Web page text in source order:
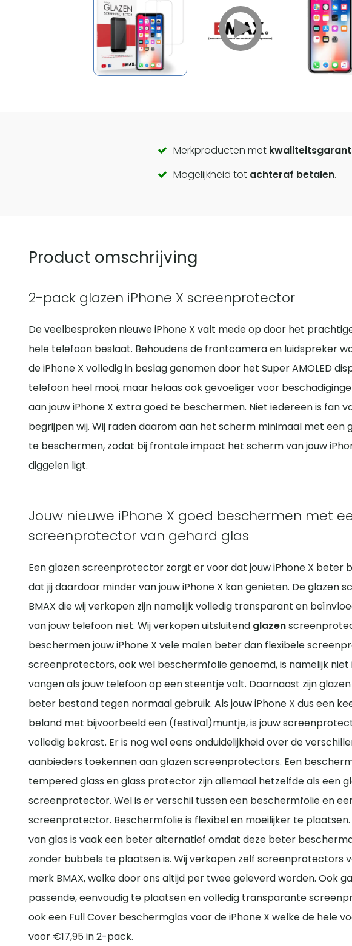
Call
to
Merkproducten met
Mogelijkheid tot achteraf betalen.
Product omschrijving
2-pack glazen iPhone X screenprotector
De veelbesproken nieuwe iPhone X valt mede op door het
hele telefoon beslaat. Behoudens de frontcamera en luidspreker
de iPhone X volledig in beslag genomen door het Super AMOLED
telefoon heel mooi, maar helaas ook gevoeliger voor
aan jouw iPhone X extra goed te beschermen. Niet iedereen is fan
begrijpen wij. Wij raden daarom aan het scherm minimaal met
te beschermen, zodat bij frontale impact het scherm van jouw
diggelen ligt.
Jouw nieuwe iPhone X goed beschermen met
screenprotector van gehard glas
Een glazen screenprotector zorgt er voor dat jouw iPhone X beter
dat jij daardoor minder van jouw iPhone X kan genieten. De glazen
BMAX die wij verkopen zijn namelijk volledig transparant en
van jouw telefoon niet. Wij verkopen uitsluitend glazen
beschermen jouw iPhone X vele malen beter dan flexibele
screenprotectors, ook wel beschermfolie genoemd, is namelijk
vangen als jouw telefoon op een steentje valt. Daarnaast zijn
beter bestand tegen normaal gebruik. Als jouw iPhone X dus een
beland met bijvoorbeeld een (festival)muntje, is jouw
volledig bekrast. Er is nog wel eens onduidelijkheid over de
aanbieders toekennen aan glazen screenprotectors. Een
tempered glass en glass protector zijn allemaal hetzelfde als een
screenprotector. Wel is er verschil tussen een beschermfolie en
screenprotector. Beschermfolie is flexibel en moeilijker te
van glas is vaak een beter alternatief omdat deze beter
zonder bubbels te plaatsen is. Wij verkopen zelf screenprotectors
merk BMAX, welke door ons altijd per twee geleverd worden. Ook
passende, eenvoudig te plaatsen en volledig transparante
ook een Full Cover beschermglas voor de iPhone X welke de hele
voor €17,95 in 2-pack.